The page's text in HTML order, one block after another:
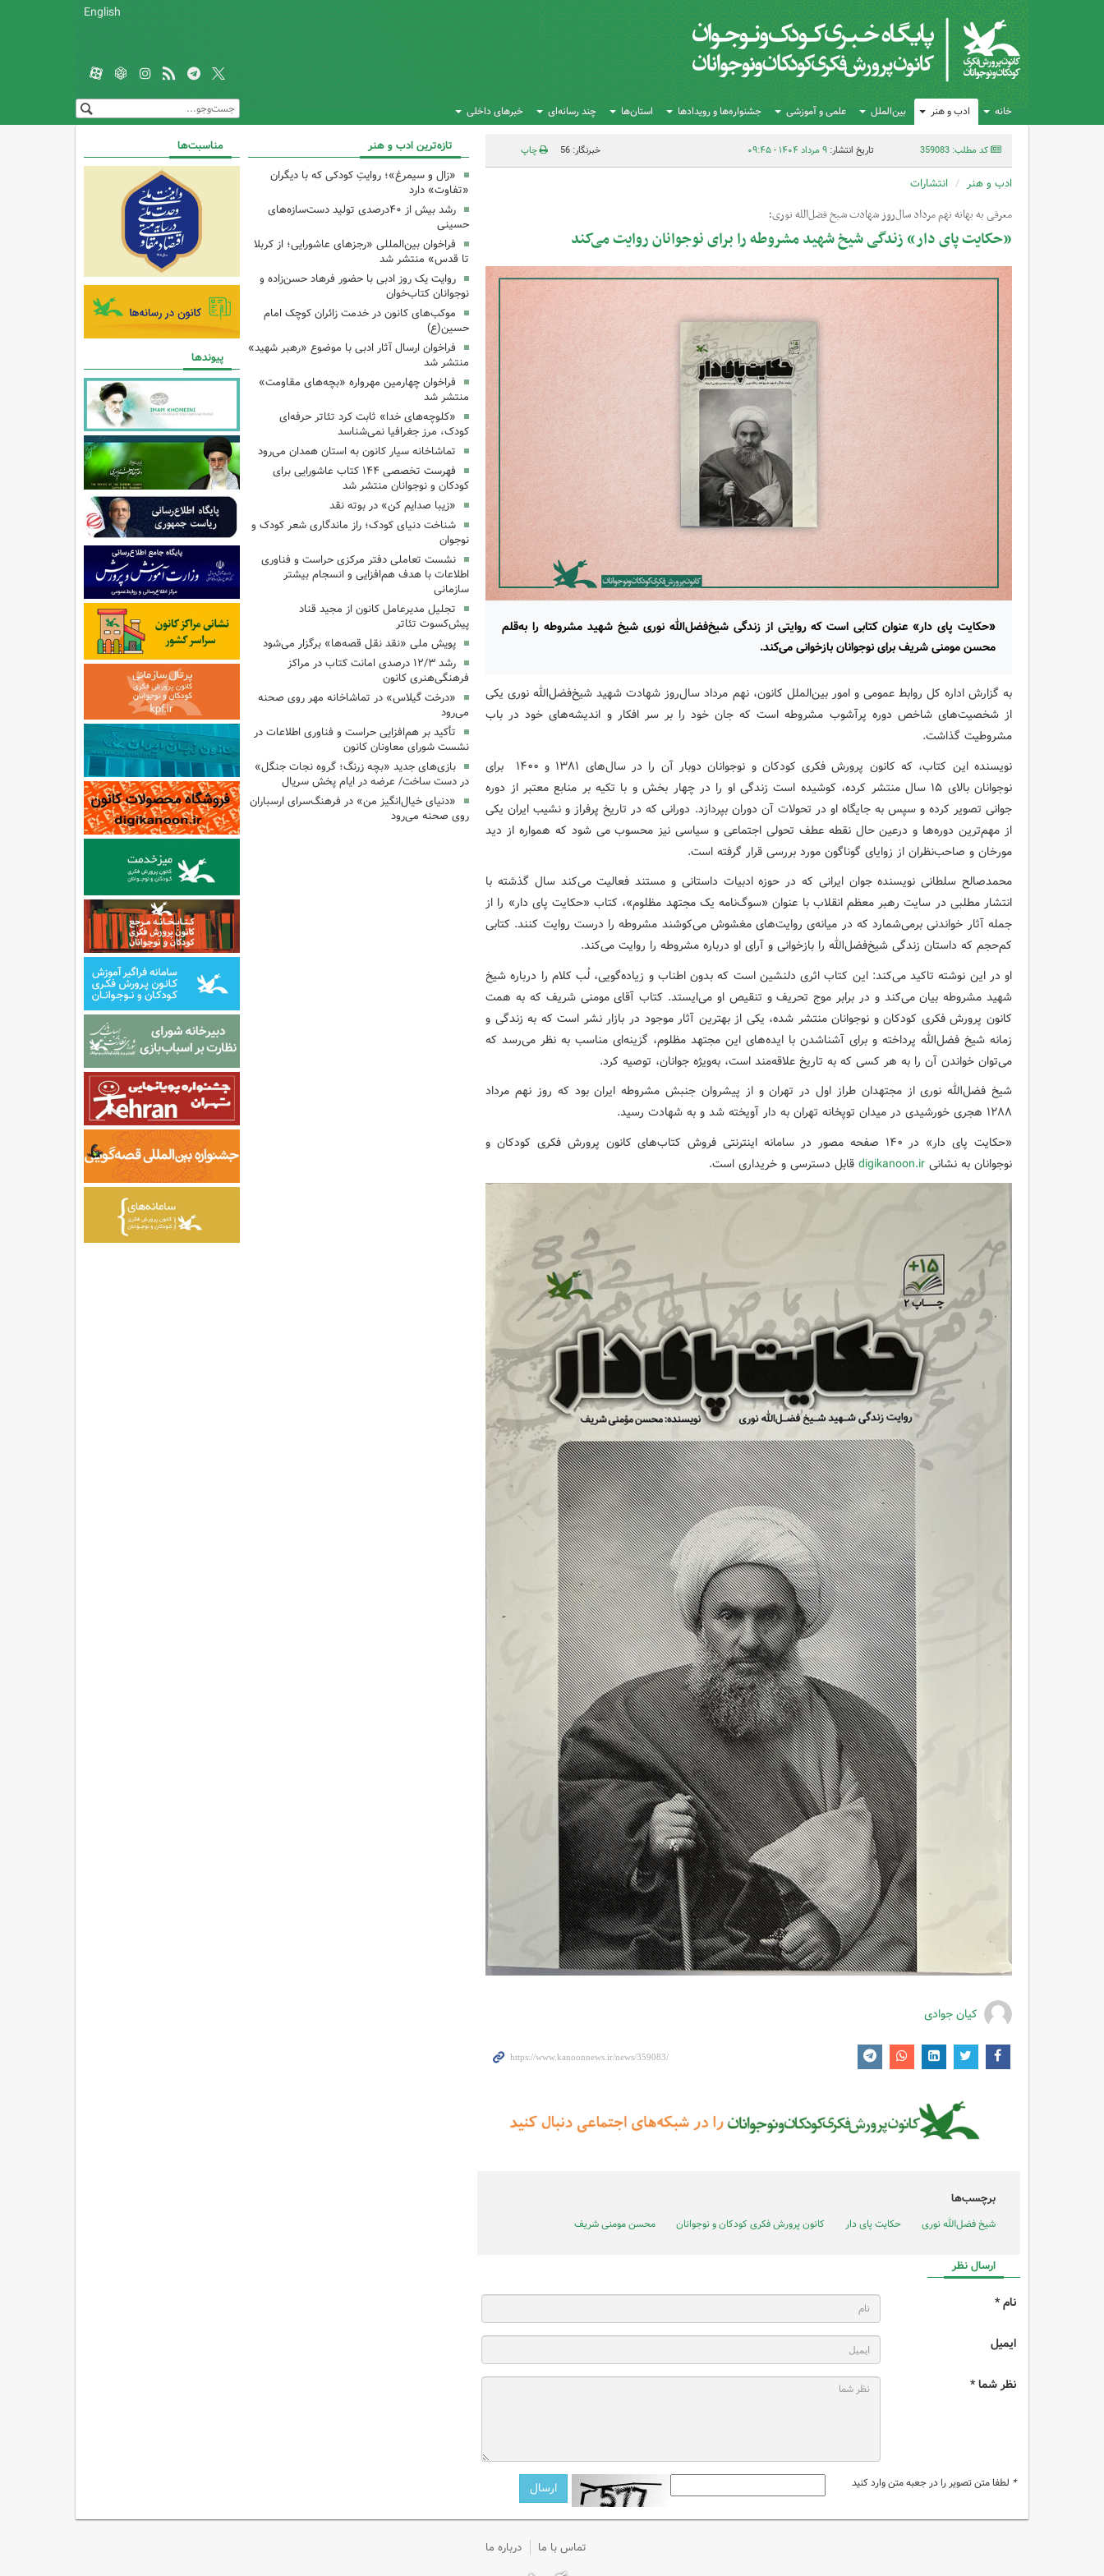
English
خانه ادب و هنر بین‌الملل علمی و آموزشی جشنواره‌ها و رویدادها استان‌ها چند رسانه‌ای خبرهای داخلی
کد مطلب: 359083 تاریخ انتشار:۹ مرداد ۱۴۰۴ - ۰۹:۴۵ خبرنگار: 56 چاپ
ادب و هنر انتشارات
معرفی به بهانه نهم مرداد سال‌روز شهادت شیخ فضل‌الله نوری؛
«حکایت پای دار» زندگی شیخ شهید مشروطه را برای نوجوانان روایت می‌کند
«حکایت پای دار» عنوان کتابی است که روایتی از زندگی شیخ‌فضل‌الله نوری شیخ شهید مشروطه را به‌قلم
محسن مومنی شریف برای نوجوانان بازخوانی می‌کند.
به گزارش اداره کل روابط عمومی و امور بین‌الملل کانون، نهم مرداد سال‌روز شهادت شهید شیخ‌فضل‌الله نوری یکی
از شخصیت‌های شاخص دوره پرآشوب مشروطه است که جان خود را بر سر افکار و اندیشه‌های خود در باب
مشروطیت گذاشت.
نویسنده این کتاب، که کانون پرورش فکری کودکان و نوجوانان دوبار آن را در سال‌های ۱۳۸۱ و ۱۴۰۰ برای
نوجوانان بالای ۱۵ سال منتشر کرده، کوشیده است زندگی او را در چهار بخش و با تکیه بر منابع معتبر از دوره
جوانی تصویر کرده و سپس به جایگاه او در تحولات آن دوران بپردازد. دورانی که در تاریخ پرفراز و نشیب ایران یکی
از مهم‌ترین دوره‌ها و درعین حال نقطه عطف تحولی اجتماعی و سیاسی نیز محسوب می شود که همواره از دید
مورخان و صاحب‌نظران از زوایای گوناگون مورد بررسی قرار گرفته است.
محمدصالح سلطانی نویسنده جوان ایرانی که در حوزه ادبیات داستانی و مستند فعالیت می‌کند سال گذشته با
انتشار مطلبی در سایت رهبر معظم انقلاب با عنوان «سوگ‌نامه یک مجتهد مظلوم»، کتاب «حکایت پای دار» را از
جمله آثار خواندنی برمی‌شمارد که در میانه‌ی روایت‌های مغشوش می‌کوشند مشروطه را درست روایت کنند. کتابی
کم‌حجم که داستان زندگی شیخ‌فضل‌الله را بازخوانی و آرای او درباره مشروطه را روایت می‌کند.
او در این نوشته تاکید می‌کند: این کتاب اثری دلنشین است که بدون اطناب و زیاده‌گویی، لُب کلام را درباره شیخ
شهید مشروطه بیان می‌کند و در برابر موج تحریف و تنقیص او می‌ایستد. کتاب آقای مومنی شریف که به همت
کانون پرورش فکری کودکان و نوجوانان منتشر شده، یکی از بهترین آثار موجود در بازار نشر است که به زندگی و
زمانه شیخ فضل‌الله پرداخته و برای آشناشدن با ایده‌های این مجتهد مظلوم، گزینه‌ای مناسب به نظر می‌رسد که
می‌توان خواندن آن را به هر کسی که به تاریخ علاقه‌مند است، به‌ویژه جوانان، توصیه کرد.
شیخ فضل‌الله نوری از مجتهدان طراز اول در تهران و از پیشروان جنبش مشروطه ایران بود که روز نهم مرداد
۱۲۸۸ هجری خورشیدی در میدان توپخانه تهران به دار آویخته شد و به شهادت رسید.
«حکایت پای دار» در ۱۴۰ صفحه مصور در سامانه اینترنتی فروش کتاب‌های کانون پرورش فکری کودکان و
نوجوانان به نشانی digikanoon.ir قابل دسترسی و خریداری است.
کیان جوادی
برچسب‌ها
شیخ فضل‌الله نوری حکایت پای دار کانون پرورش فکری کودکان و نوجوانان محسن مومنی شریف
ارسال نظر
نام *
ایمیل
نظر شما *
* لطفا متن تصویر را در جعبه متن وارد کنید
تازه‌ترین ادب و هنر
«زال و سیمرغ»؛ روایتِ کودکی که با دیگران
«تفاوت» دارد
رشد بیش از ۴۰درصدی تولید دست‌سازه‌های
حسینی
فراخوان بین‌المللی «رجزهای عاشورایی؛ از کربلا
تا قدس» منتشر شد
روایت یک روز ادبی با حضور فرهاد حسن‌زاده و
نوجوانان کتاب‌خوان
موکب‌های کانون در خدمت زائران کوچک امام
حسین(ع)
فراخوان ارسال آثار ادبی با موضوع «رهبر شهید»
منتشر شد
فراخوان چهارمین مهرواره «بچه‌های مقاومت»
منتشر شد
«کلوچه‌های خدا» ثابت کرد تئاتر حرفه‌ای
کودک، مرز جغرافیا نمی‌شناسد
تماشاخانه سیار کانون به استان همدان می‌رود
فهرست تخصصی ۱۴۴ کتاب عاشورایی برای
کودکان و نوجوانان منتشر شد
«زیبا صدایم کن» در بوته نقد
شناخت دنیای کودک؛ راز ماندگاری شعر کودک و
نوجوان
نشست تعاملی دفتر مرکزی حراست و فناوری
اطلاعات با هدف هم‌افزایی و انسجام بیشتر
سازمانی
تجلیل مدیرعامل کانون از مجید قناد
پیش‌کسوت تئاتر
پویش ملی «نقد نقل قصه‌ها» برگزار می‌شود
رشد ۱۲/۳ درصدی امانت کتاب در مراکز
فرهنگی‌هنری کانون
«درخت گیلاس» در تماشاخانه مهر روی صحنه
می‌رود
تأکید بر هم‌افزایی حراست و فناوری اطلاعات در
نشست شورای معاونان کانون
بازی‌های جدید «بچه زرنگ؛ گروه نجات جنگل»
در دست ساخت/ عرضه در ایام پخش سریال
«دنیای خیال‌انگیز من» در فرهنگ‌سرای ارسباران
روی صحنه می‌رود
مناسبت‌ها
پیوندها
تماس با ما درباره ما